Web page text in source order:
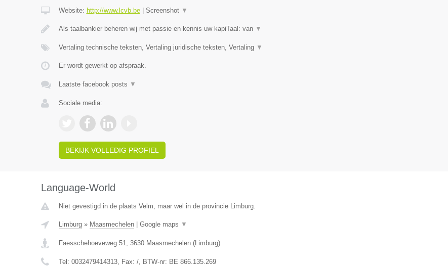
Website: http://www.lcvb.be| Screenshot ▼
Als taalbankier beheren wij met passie en kennis uw kapiTaal: van ▼
Vertaling technische teksten, Vertaling juridische teksten, Vertaling ▼
Er wordt gewerkt op afspraak.
Laatste facebook posts ▼
Sociale media:
BEKIJK VOLLEDIG PROFIEL
Language-World
Niet gevestigd in de plaats Velm, maar wel in de provincie Limburg.
Limburg» Maasmechelen| Google maps ▼
Faesschehoeveweg 51, 3630 Maasmechelen(Limburg)
Tel: 0032479414313, Fax: /, BTW-nr: BE 866.135.269